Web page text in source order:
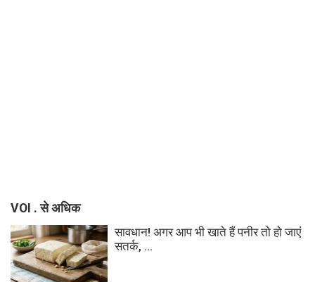
VOI . से अधिक
सावधान! अगर आप भी खाते हैं पनीर तो हो जाएं
सतर्क, ...